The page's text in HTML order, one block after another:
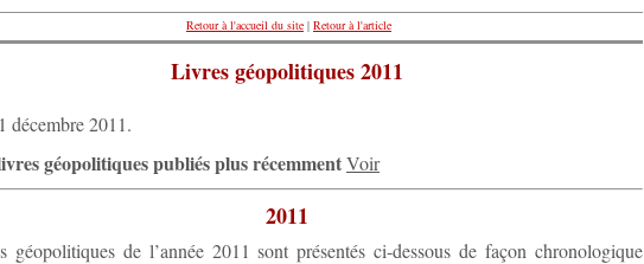
Retour à l'accueil du site | Retour à l'article
Livres géopolitiques 2011
décembre 2011.
géopolitiques publiés plus récemmentVoir
2011
géopolitiques de l’année 2011 sont présentés ci-dessous de façon chronologique